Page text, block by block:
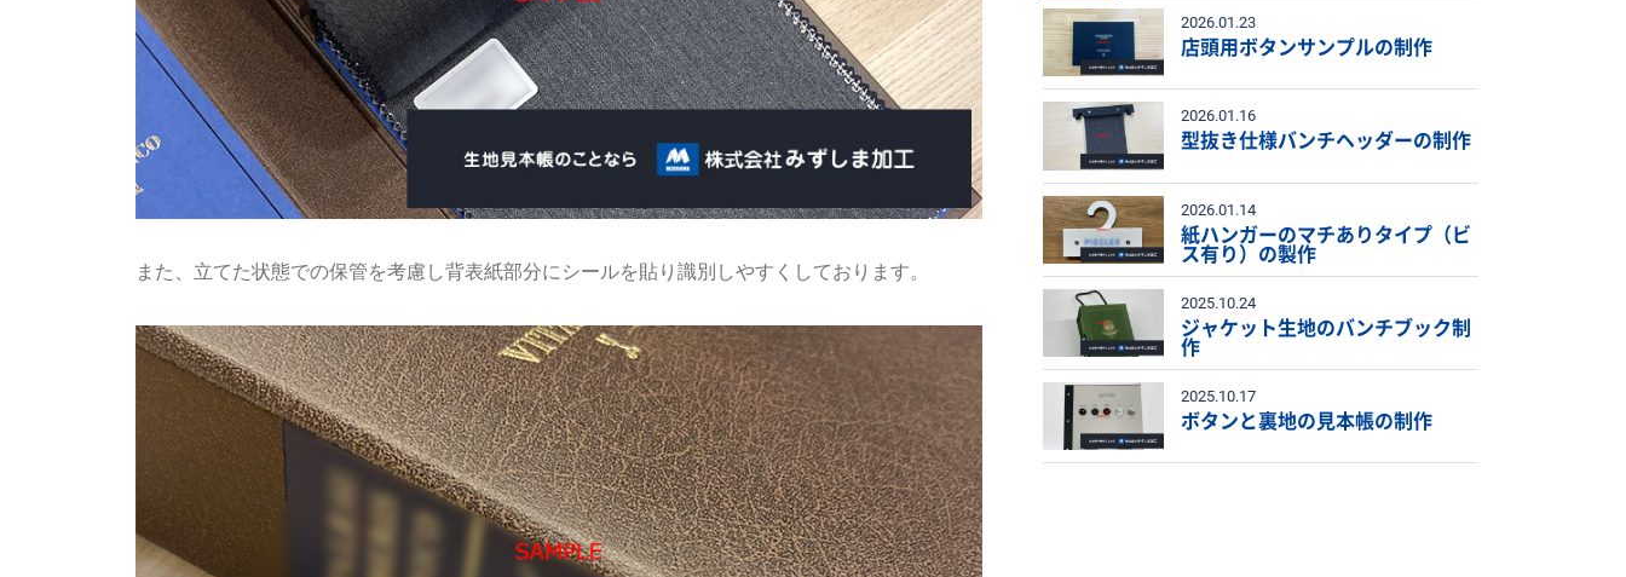
また、立てた状態での保管を考慮し背表紙部分にシールを貼り識別しやすくしております。
2026.01.23
店頭用ボタンサンプルの制作
2026.01.16
型抜き仕様バンチヘッダーの制作
2026.01.14
紙ハンガーのマチありタイプ（ビ
ス有り）の製作
2025.10.24
ジャケット生地のバンチブック制
作
2025.10.17
ボタンと裏地の見本帳の制作